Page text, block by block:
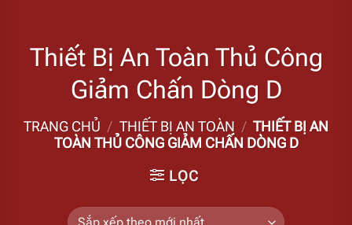
Thiết Bị An Toàn Thủ Công
Giảm Chấn Dòng D
TRANG CHỦ / THIẾT BỊ AN TOÀN / THIẾT BỊ AN
TOÀN THỦ CÔNG GIẢM CHẤN DÒNG D
LỌC